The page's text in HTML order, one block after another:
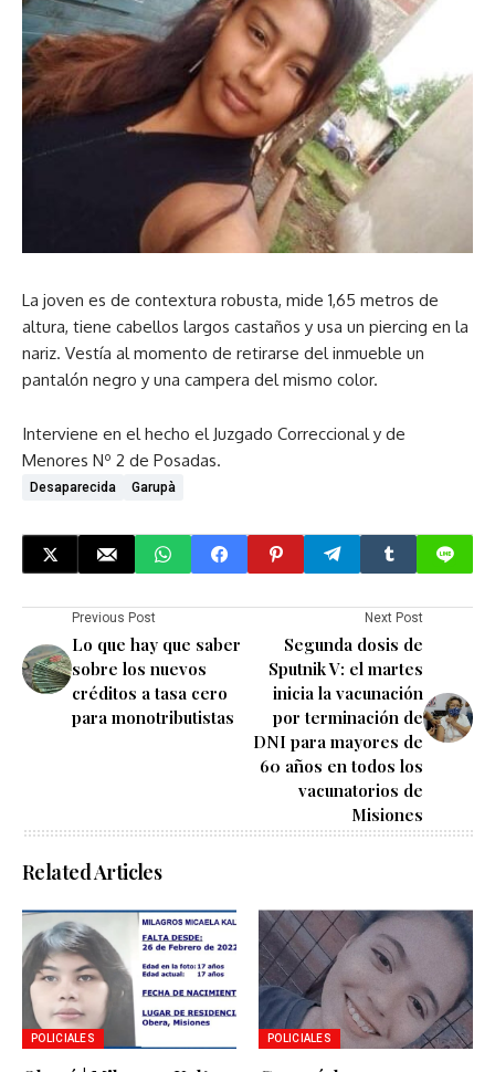
La joven es de contextura robusta, mide 1,65 metros de
altura, tiene cabellos largos castaños y usa un piercing en la
nariz. Vestía al momento de retirarse del inmueble un
pantalón negro y una campera del mismo color.
Interviene en el hecho el Juzgado Correccional y de
Menores Nº 2 de Posadas.
Desaparecida Garupà
Previous Post
Lo que hay que saber
sobre los nuevos
créditos a tasa cero
para monotributistas
Next Post
Segunda dosis de
Sputnik V: el martes
inicia la vacunación
por terminación de
DNI para mayores de
60 años en todos los
vacunatorios de
Misiones
Related Articles
POLICIALES POLICIALES